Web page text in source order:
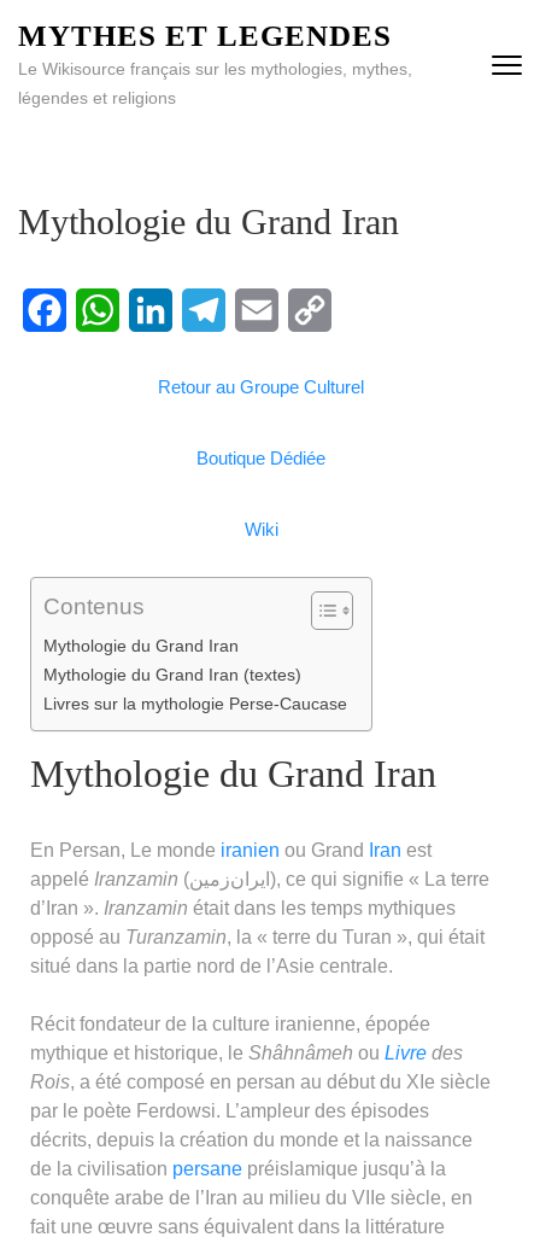
MYTHES ET LEGENDES
Le Wikisource français sur les mythologies, mythes,
légendes et religions
Mythologie du Grand Iran
Link
Retour au Groupe Culturel
Boutique Dédiée
Wiki
Contenus
Mythologie du Grand Iran
Mythologie du Grand Iran (textes)
Livres sur la mythologie Perse-Caucase
Mythologie du Grand Iran
En Persan, Le monde iranien ou Grand Iran est
appelé Iranzamin (ایران‌زمین), ce qui signifie « La terre
d’Iran ». Iranzamin était dans les temps mythiques
opposé au Turanzamin, la « terre du Turan », qui était
situé dans la partie nord de l’Asie centrale.
Récit fondateur de la culture iranienne, épopée
mythique et historique, le Shâhnâmeh ou Livre des
Rois, a été composé en persan au début du XIe siècle
par le poète Ferdowsi. L’ampleur des épisodes
décrits, depuis la création du monde et la naissance
de la civilisation persane préislamique jusqu’à la
conquête arabe de l’Iran au milieu du VIIe siècle, en
fait une œuvre sans équivalent dans la littérature